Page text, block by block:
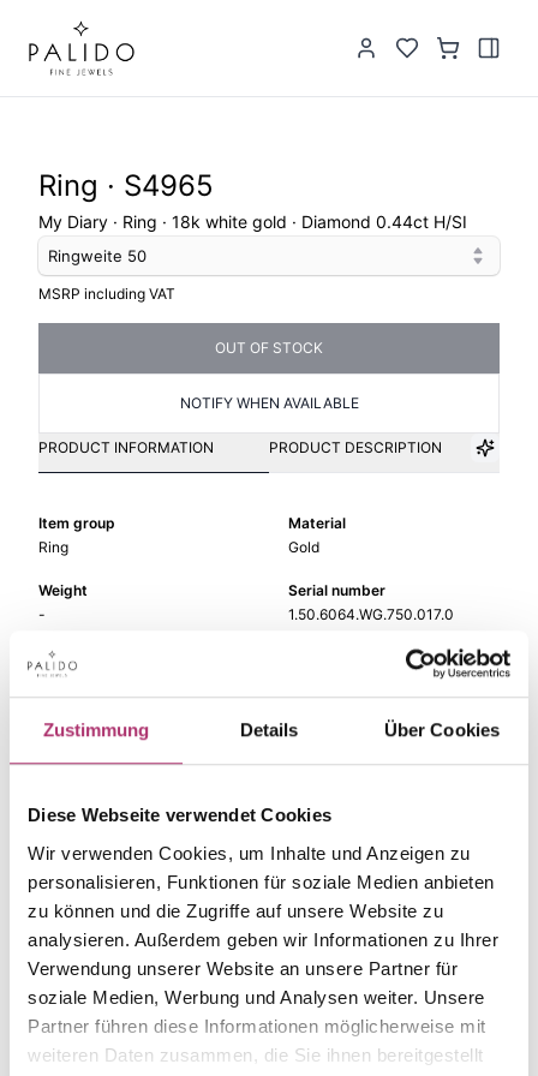
Zustimmung Details Über Cookies
Diese Webseite verwendet Cookies
Wir verwenden Cookies, um Inhalte und Anzeigen zu
personalisieren, Funktionen für soziale Medien anbieten
zu können und die Zugriffe auf unsere Website zu
analysieren. Außerdem geben wir Informationen zu Ihrer
Verwendung unserer Website an unsere Partner für
soziale Medien, Werbung und Analysen weiter. Unsere
Partner führen diese Informationen möglicherweise mit
weiteren Daten zusammen, die Sie ihnen bereitgestellt
Ring · S4965
My Diary · Ring · 18k white gold · Diamond 0.44ct H/SI
Ringweite 50
MSRP including VAT
OUT OF STOCK
NOTIFY WHEN AVAILABLE
PRODUCT INFORMATION PRODUCT DESCRIPTION
Item group
Ring
Material
Gold
Weight
-
Serial number
1.50.6064.WG.750.017.0
EAN
9010595622618
Metal Fineness
Metal Color
white
Diamond
Gem
diamond
Ring Width
-
The matching pieces